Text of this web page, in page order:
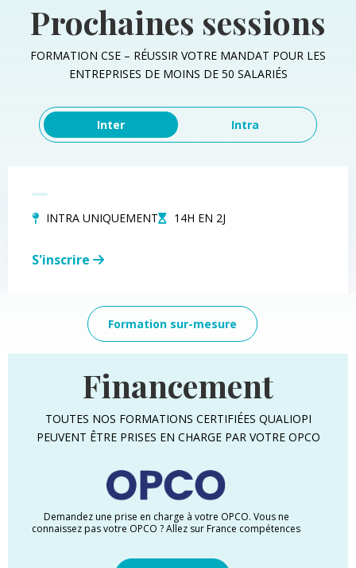
Prochaines sessions
FORMATION CSE – RÉUSSIR VOTRE MANDAT POUR LES
ENTREPRISES DE MOINS DE 50 SALARIÉS
Inter Intra
INTRA UNIQUEMENT 14H EN 2J
S'inscrire
Formation sur-mesure
Financement
TOUTES NOS FORMATIONS CERTIFIÉES QUALIOPI
PEUVENT ÊTRE PRISES EN CHARGE PAR VOTRE OPCO
Demandez une prise en charge à votre OPCO. Vous ne
connaissez pas votre OPCO ? Allez sur France compétences